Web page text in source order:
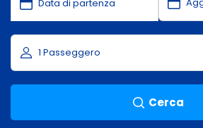
Cerca